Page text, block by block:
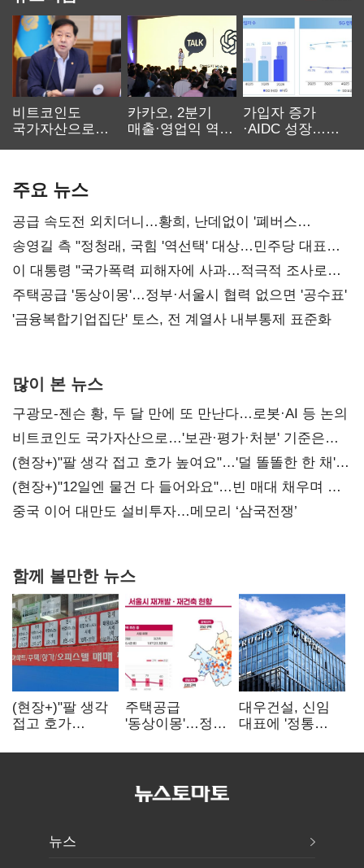
비트코인도
국가자산으로…'
카카오, 2분기
매출·영업익 역대
가입자 증가
·AIDC 성장…
주요 뉴스
공급 속도전 외치더니…황희, 난데없이 '폐버스
리모델링' 제안
송영길 측 "정청래, 국힘 '역선택' 대상…민주당 대표로
총선 지휘 못해"
이 대통령 "국가폭력 피해자에 사과…적극적 조사로
진실 밝혀야"
주택공급 '동상이몽'…정부·서울시 협력 없으면 '공수표'
'금융복합기업집단' 토스, 전 계열사 내부통제 표준화
많이 본 뉴스
구광모-젠슨 황, 두 달 만에 또 만난다…로봇·AI 등 논의
비트코인도 국가자산으로…'보관·평가·처분' 기준은
숙제
(현장+)"팔 생각 접고 호가 높여요"…'덜 똘똘한 한 채'
20억 키맞추기
(현장+)"12일엔 물건 다 들어와요"…빈 매대 채우며 문
연 홈플러스
중국 이어 대만도 설비투자…메모리 ‘삼국전쟁’
함께 볼만한 뉴스
(현장+)"팔 생각
접고 호가
똘똘한 한 채'
주택공급
'동상이몽'…정부
없으면 '공수표'
대우건설, 신임
대표에 '정통
부사장 내정
뉴스